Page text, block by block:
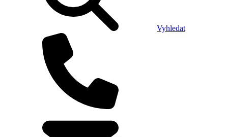
Vyhledat